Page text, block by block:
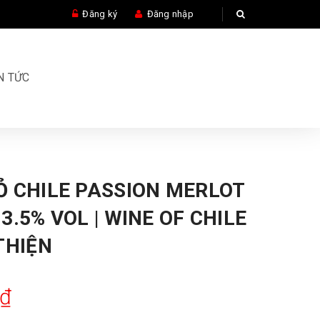
Đăng ký Đăng nhập
TỨC
CHILE PASSION MERLOT
VOL | WINE OF CHILE